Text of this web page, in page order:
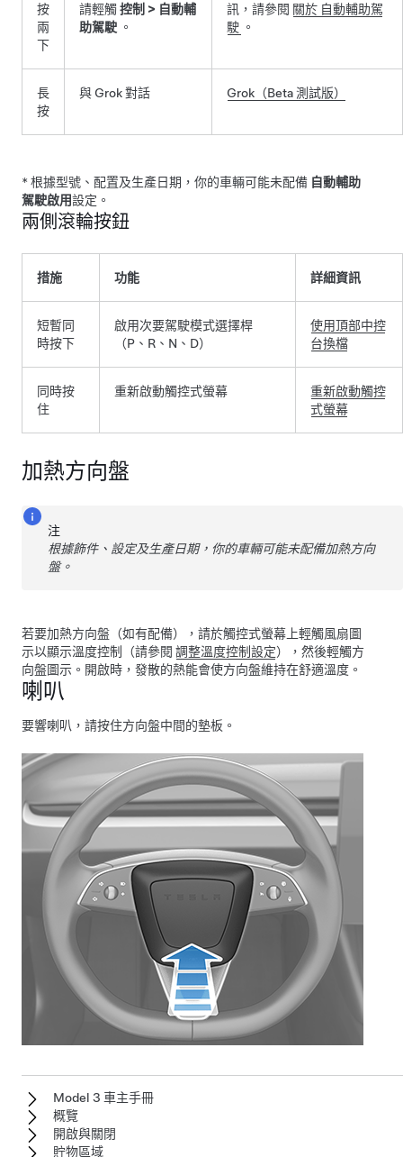
按
兩
下
請輕觸 控制 > 自動輔
助駕駛 。
訊，請參閱 關於 自動輔助駕
駛 。
長
按
與 Grok 對話 Grok（Beta 測試版）
* 根據型號、配置及生產日期，你的車輛可能未配備 自動輔助
駕駛啟用設定。
兩側滾輪按鈕
措施 功能 詳細資訊
短暫同
時按下
啟用次要駕駛模式選擇桿
（P、R、N、D）
使用頂部中控
台換檔
同時按
住
重新啟動觸控式螢幕
重新啟動觸控
式螢幕
加熱方向盤
注
根據飾件、設定及生產日期，你的車輛可能未配備加熱方向
盤。
若要加熱方向盤 （如有配備）
，請於觸控式螢幕上輕觸風扇圖
示以顯示溫度控制（請參閱 調整溫度控制設定），然後輕觸方
向盤圖示。開啟時，發散的熱能會使方向盤維持在舒適溫度。
喇叭
要響喇叭，請按住方向盤中間的墊板。
Model 3 車主手冊
概覽
開啟與關閉
貯物區域